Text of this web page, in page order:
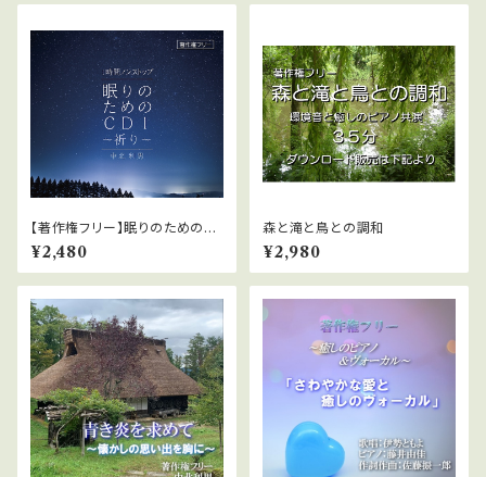
【著作権フリー】眠りのためのC
D1「祈り」中北利男
¥2,480
森と滝と鳥との調和
¥2,980